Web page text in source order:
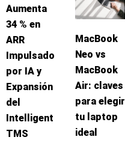
Aumenta
34 % en
ARR
Impulsado
por IA y
Expansión
del
Intelligent
TMS
MacBook
Neo vs
MacBook
Air: claves
para elegir
tu laptop
ideal